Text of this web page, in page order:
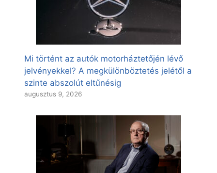
Mi történt az autók motorháztetőjén lévő
jelvényekkel? A megkülönböztetés jelétől a
szinte abszolút eltűnésig
augusztus 9, 2026